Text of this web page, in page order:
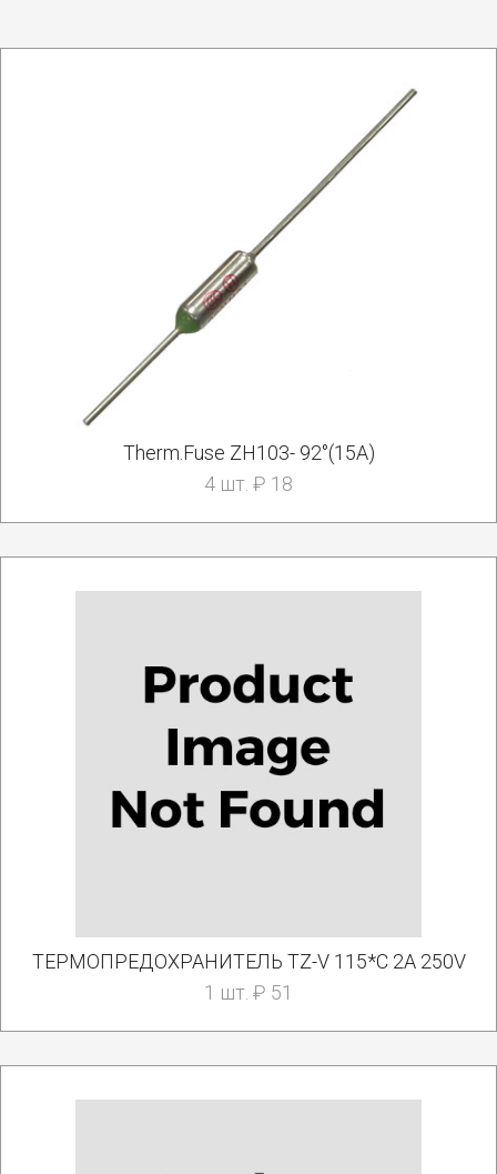
Therm.Fuse ZH103- 92°(15A)
4 шт. ₽ 18
ТЕРМОПРЕДОХРАНИТЕЛЬ TZ-V 115*C 2A 250V
1 шт. ₽ 51